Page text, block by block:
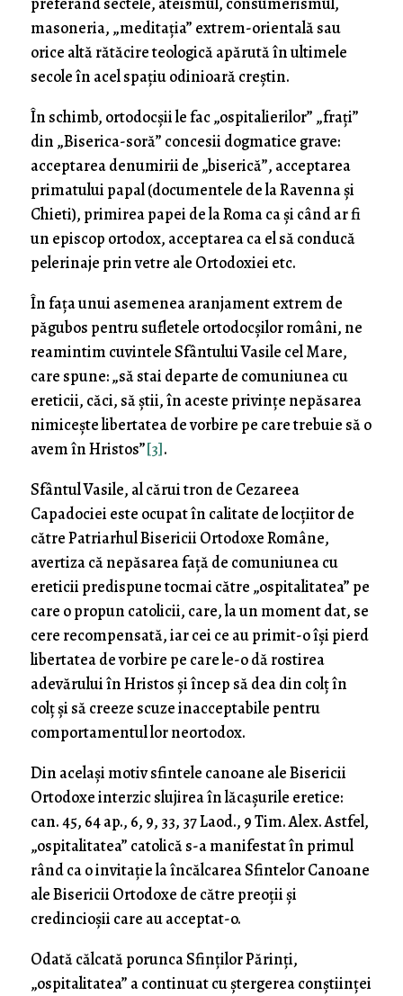
masoneria, „meditația” extrem-orientală sau
orice altă rătăcire teologică apărută în ultimele
secole în acel spațiu odinioară creștin.
În schimb, ortodocșii le fac „ospitalierilor” „frați”
din „Biserica-soră” concesii dogmatice grave:
acceptarea denumirii de „biserică”, acceptarea
primatului papal (documentele de la Ravenna și
Chieti), primirea papei de la Roma ca și când ar fi
un episcop ortodox, acceptarea ca el să conducă
pelerinaje prin vetre ale Ortodoxiei etc.
În fața unui asemenea aranjament extrem de
păgubos pentru sufletele ortodocșilor români, ne
reamintim cuvintele Sfântului Vasile cel Mare,
care spune: „să stai departe de comuniunea cu
ereticii, căci, să știi, în aceste privințe nepăsarea
nimicește libertatea de vorbire pe care trebuie să o
avem în Hristos”[3].
Sfântul Vasile, al cărui tron de Cezareea
Capadociei este ocupat în calitate de locțiitor de
către Patriarhul Bisericii Ortodoxe Române,
avertiza că nepăsarea față de comuniunea cu
ereticii predispune tocmai către „ospitalitatea” pe
care o propun catolicii, care, la un moment dat, se
cere recompensată, iar cei ce au primit-o își pierd
libertatea de vorbire pe care le-o dă rostirea
adevărului în Hristos și încep să dea din colț în
colț și să creeze scuze inacceptabile pentru
comportamentul lor neortodox.
Din același motiv sfintele canoane ale Bisericii
Ortodoxe interzic slujirea în lăcașurile eretice:
can. 45, 64 ap., 6, 9, 33, 37 Laod., 9 Tim. Alex. Astfel,
„ospitalitatea” catolică s-a manifestat în primul
rând ca o invitație la încălcarea Sfintelor Canoane
ale Bisericii Ortodoxe de către preoții și
credincioșii care au acceptat-o.
Odată călcată porunca Sfinților Părinți,
„ospitalitatea” a continuat cu ștergerea conștiinței